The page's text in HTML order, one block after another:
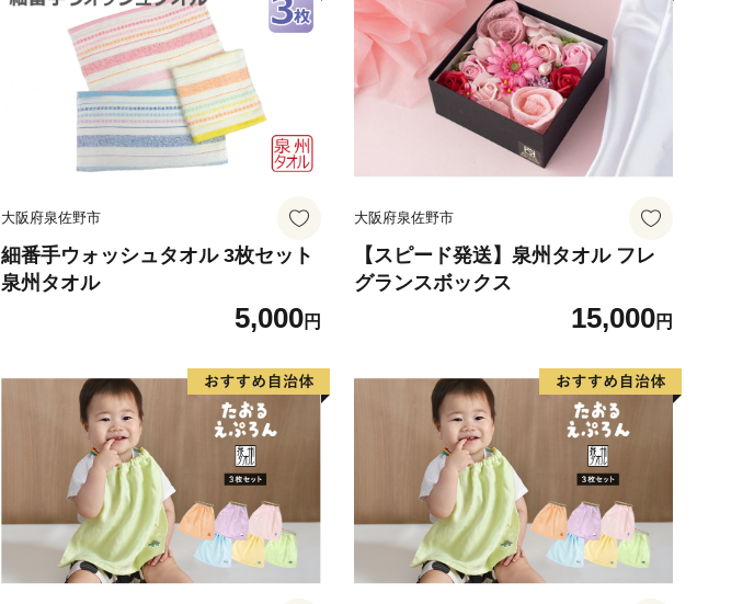
大阪府泉佐野市
細番手ウォッシュタオル 3枚セット
泉州タオル
5,000円
大阪府泉佐野市
【スピード発送】泉州タオル フレ
グランスボックス
15,000円